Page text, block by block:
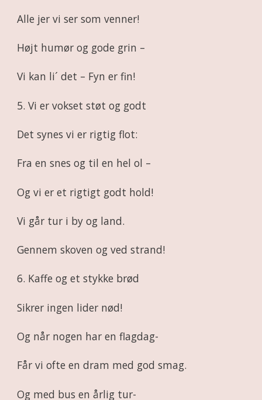
Alle jer vi ser som venner!
Højt humør og gode grin –
Vi kan li´ det – Fyn er fin!
5. Vi er vokset støt og godt
Det synes vi er rigtig flot:
Fra en snes og til en hel ol –
Og vi er et rigtigt godt hold!
Vi går tur i by og land.
Gennem skoven og ved strand!
6. Kaffe og et stykke brød
Sikrer ingen lider nød!
Og når nogen har en flagdag-
Får vi ofte en dram med god smag.
Og med bus en årlig tur-